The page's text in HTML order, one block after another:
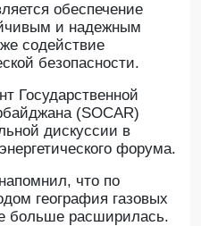
обеспечение
и надежным
содействие
безопасности.
Государственной
(SOCAR)
дискуссии в
форума.
что по
география газовых
больше расширилась.